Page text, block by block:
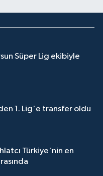
Süper Lig ekibiyle
1. Lig'e transfer oldu
Türkiye'nin en